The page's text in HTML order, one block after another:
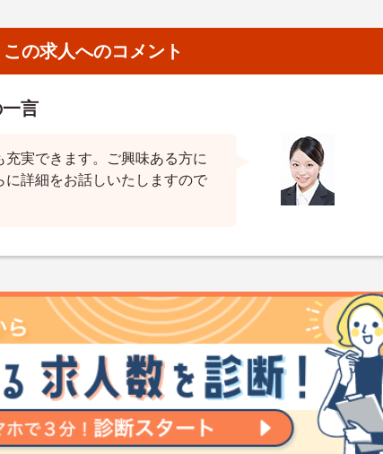
この求人へのコメント
言
実できます。ご興味ある方に
詳細をお話しいたしますので